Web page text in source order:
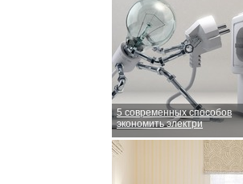
5 современных способов
экономить электри